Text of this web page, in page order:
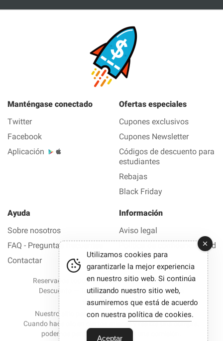
Manténgase conectado
Twitter
Facebook
Aplicación
Ofertas especiales
Cupones exclusivos
Cupones Newsletter
Códigos de descuento para
estudiantes
Rebajas
Black Friday
Ayuda
Sobre nosotros
FAQ - Preguntas frecuentes
Contactar
Información
Aviso legal
Política de confidencialidad
Reservados todos los derechos © 2012-2026 Buen
Descuento — Todas las ofertas y los códigos de
descuento en 1 clic
Nuestro sitio participa en programas de afiliación.
Cuando hace clic en ciertos enlaces y realiza una compra,
podemos percibir en ocasiones una comisión.
Utilizamos cookies para
garantizarle la mejor experiencia
en nuestro sitio web. Si continúa
utilizando nuestro sitio web,
asumiremos que está de acuerdo
con nuestra política de cookies.
Aceptar